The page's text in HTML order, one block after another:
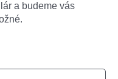
a budeme vás